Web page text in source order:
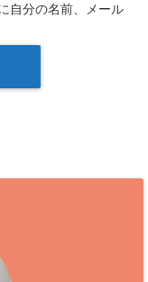
自分の名前、メール